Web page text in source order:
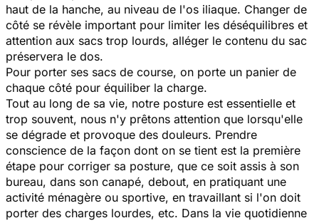
haut de la hanche, au niveau de l'os iliaque. Changer de
côté se révèle important pour limiter les déséquilibres et
attention aux sacs trop lourds, alléger le contenu du sac
préservera le dos.
Pour porter ses sacs de course, on porte un panier de
chaque côté pour équiliber la charge.
Tout au long de sa vie, notre posture est essentielle et
trop souvent, nous n'y prêtons attention que lorsqu'elle
se dégrade et provoque des douleurs. Prendre
conscience de la façon dont on se tient est la première
étape pour corriger sa posture, que ce soit assis à son
bureau, dans son canapé, debout, en pratiquant une
activité ménagère ou sportive, en travaillant si l'on doit
porter des charges lourdes, etc. Dans la vie quotidienne